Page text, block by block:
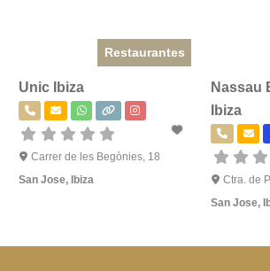
Restaurantes
Unic Ibiza
Carrer de les Begònies, 18
San Jose, Ibiza
Nassau
Ibiza
Ctra. de
San Jose,